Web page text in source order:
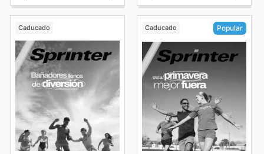
Caducado Caducado Popular